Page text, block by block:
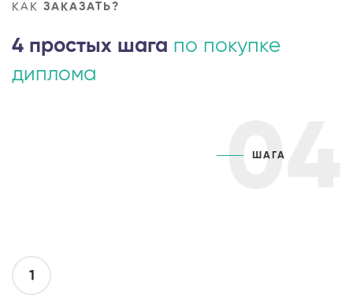
КАК ЗАКАЗАТЬ?
4 простых шага по покупке
диплома
04
ШАГА
1